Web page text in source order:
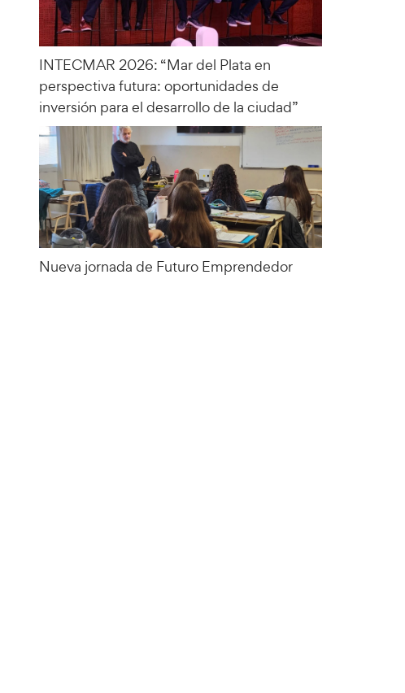
INTECMAR 2026: “Mar del Plata en
perspectiva futura: oportunidades de
inversión para el desarrollo de la ciudad”
Nueva jornada de Futuro Emprendedor